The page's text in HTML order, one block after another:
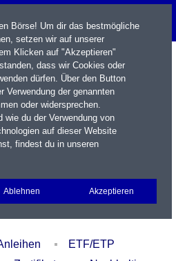
Portfolio Login
ETF/ETP
Börse! Um dir das bestmögliche
setzen wir auf unserer
Klicken auf "Akzeptieren"
dass wir Cookies oder
dürfen. Über den Button
Verwendung der genannten
oder widersprechen.
wie du der Verwendung von
auf dieser Website
findest du in unseren
Ablehnen Akzeptieren